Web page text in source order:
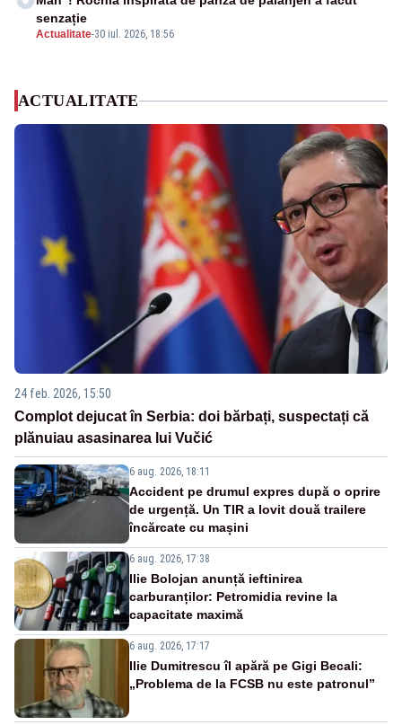
Actualitate-30 iul. 2026, 18:56
senzație
ACTUALITATE
24 feb. 2026, 15:50
Complot dejucat în Serbia: doi bărbați, suspectați că
plănuiau asasinarea lui Vučić
6 aug. 2026, 18:11
Accident pe drumul expres după o oprire
de urgență. Un TIR a lovit două trailere
încărcate cu mașini
6 aug. 2026, 17:38
Ilie Bolojan anunță ieftinirea
carburanților: Petromidia revine la
capacitate maximă
6 aug. 2026, 17:17
Ilie Dumitrescu îl apără pe Gigi Becali:
„Problema de la FCSB nu este patronul”